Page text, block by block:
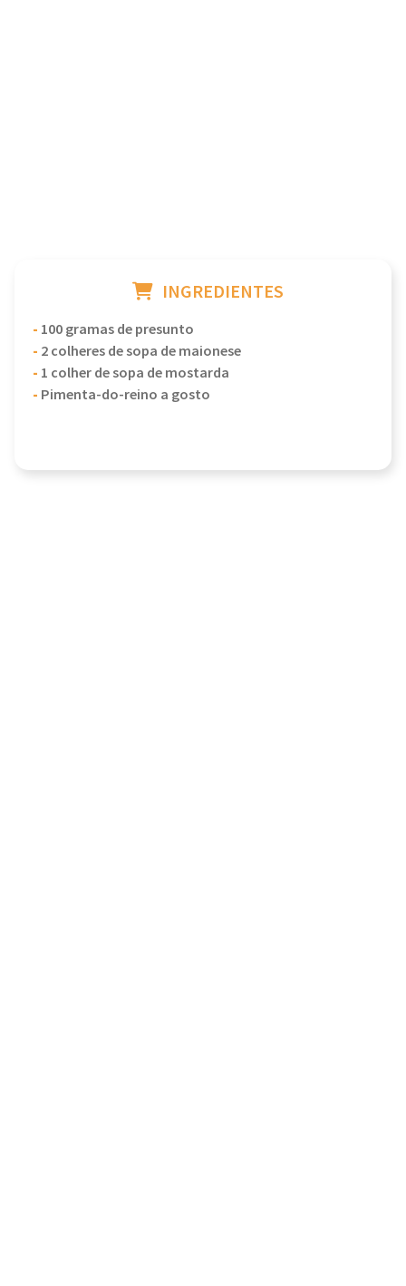
INGREDIENTES
- 100 gramas de presunto
- 2 colheres de sopa de maionese
- 1 colher de sopa de mostarda
- Pimenta-do-reino a gosto